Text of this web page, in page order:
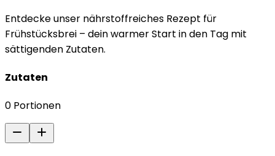
Entdecke unser nährstoffreiches Rezept für
Frühstücksbrei – dein warmer Start in den Tag mit
sättigenden Zutaten.
Zutaten
0 Portionen